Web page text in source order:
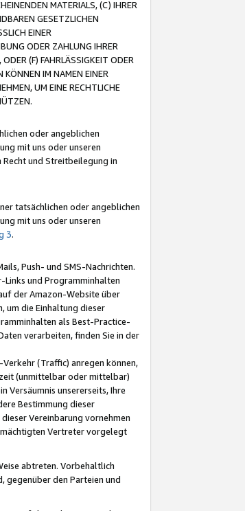
MATERIALS, (C) IHRER
GESETZLICHEN
EINER
ODER ZAHLUNG IHRER
(F) FAHRLÄSSIGKEIT ODER
KÖNNEN IM NAMEN EINER
UM EINE RECHTLICHE
oder angeblichen
mit uns oder unseren
und Streitbeilegung in
tatsächlichen oder angeblichen
mit uns oder unseren
3.
Push- und SMS-Nachrichten.
Links und Programminhalten
der Amazon-Website über
um die Einhaltung dieser
als Best-Practice-
verarbeiten, finden Sie in der
(Traffic) anregen können,
(unmittelbar oder mittelbar)
Versäumnis unsererseits, Ihre
Bestimmung dieser
Vereinbarung vornehmen
Vertreter vorgelegt
abtreten. Vorbehaltlich
gegenüber den Parteien und